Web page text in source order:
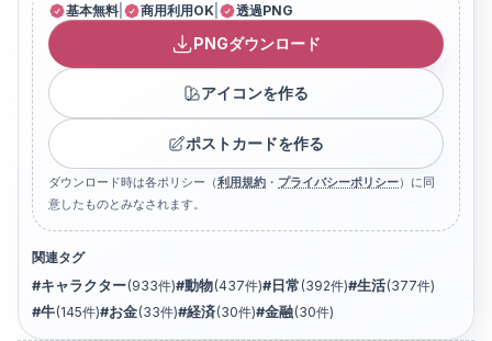
基本無料 商用利用OK 透過PNG
PNGダウンロード
アイコンを作る
ポストカードを作る
ダウンロード時は各ポリシー（利用規約 ・ プライバシーポリシー）に同
意したものとみなされます。
関連タグ
#キャラクター(933件)#動物(437件)# 日常 (392件)#生活(377件)
#牛(145件)#お金(33件)#経済(30件)#金融(30件)